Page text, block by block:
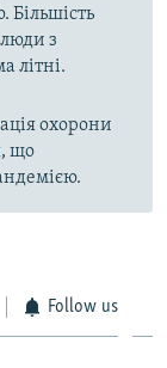
з
літні.
охорони
що
Follow us